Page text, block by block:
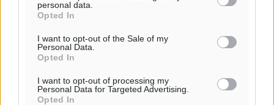
personal data.
Opted In
I want to opt-out of the Sale of my
Personal Data.
Opted In
I want to opt-out of processing my
Personal Data for Targeted Advertising.
Opted In